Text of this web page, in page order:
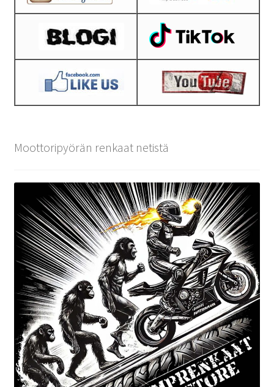
Moottoripyörän renkaat netistä